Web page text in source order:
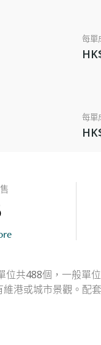
每單
每單
共488個，一般單
港或城市景觀。配